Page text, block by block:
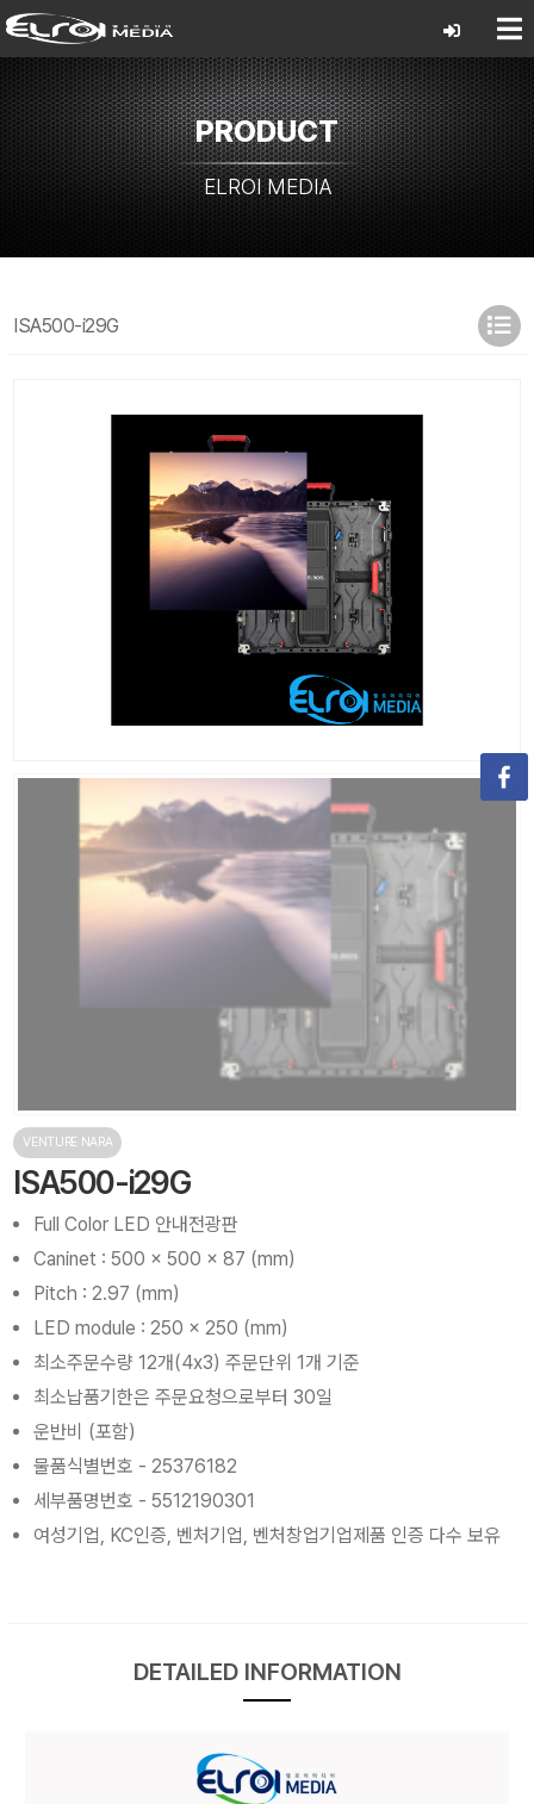
PRODUCT
ELROI MEDIA
ISA500-i29G
VENTURE NARA
ISA500-i29G
Full Color LED 안내전광판
Caninet : 500 x 500 x 87 (mm)
Pitch : 2.97 (mm)
LED module : 250 x 250 (mm)
최소주문수량 12개(4x3) 주문단위 1개 기준
최소납품기한은 주문요청으로부터 30일
운반비 (포함)
물품식별번호 - 25376182
세부품명번호 - 5512190301
여성기업, KC인증, 벤처기업, 벤처창업기업제품 인증 다수 보유
DETAILED INFORMATION